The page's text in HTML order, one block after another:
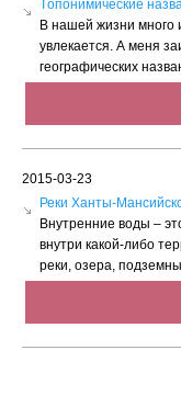
Tопонимические
В нашей жизни много
увлекается. А меня
географических
2015-03-23
Реки Ханты-
Внутренние воды –
внутри какой-либо
реки, озера,